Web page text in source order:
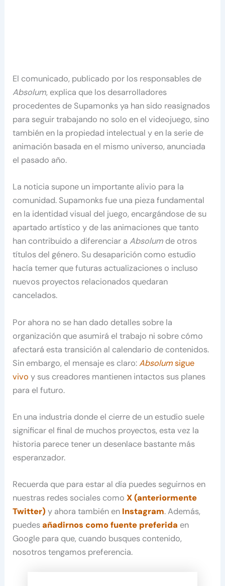
El comunicado, publicado por los responsables de
Absolum, explica que los desarrolladores
procedentes de Supamonks ya han sido reasignados
para seguir trabajando no solo en el videojuego, sino
también en la propiedad intelectual y en la serie de
animación basada en el mismo universo, anunciada
el pasado año.
La noticia supone un importante alivio para la
comunidad. Supamonks fue una pieza fundamental
en la identidad visual del juego, encargándose de su
apartado artístico y de las animaciones que tanto
han contribuido a diferenciar aAbsolum de otros
títulos del género. Su desaparición como estudio
hacía temer que futuras actualizaciones o incluso
nuevos proyectos relacionados quedaran
cancelados.
Por ahora no se han dado detalles sobre la
organización que asumirá el trabajo ni sobre cómo
afectará esta transición al calendario de contenidos.
Sin embargo, el mensaje es claro:Absolumsigue
vivo y sus creadores mantienen intactos sus planes
para el futuro.
En una industria donde el cierre de un estudio suele
significar el final de muchos proyectos, esta vez la
historia parece tener un desenlace bastante más
esperanzador.
Recuerda que para estar al día puedes seguirnos en
nuestras redes sociales comoX (anteriormente
Twitter) y ahora también en Instagram. Además,
puedesañadirnos como fuente preferida en
Google para que, cuando busques contenido,
nosotros tengamos preferencia.